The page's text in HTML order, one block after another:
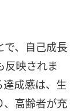
で、自己成長
反映されま
成感は、生
、高齢者が充